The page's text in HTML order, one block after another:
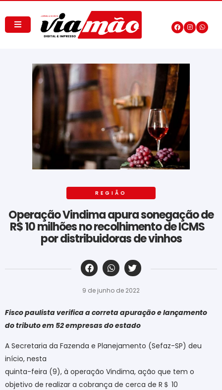
REGIÃO
Operação Vindima apura sonegação de
R$ 10 milhões no recolhimento de ICMS
por distribuidoras de vinhos
‎ ‎ ‎ ‎ ‎ ‎ ‎ ‎ ‎ ‎ ‎ ‎ ‎ ‎ ‎ ‎ ‎ ‎ ‎ ‎ ‎ ‎ ‎ ‎ ‎ ‎ ‎ ‎ ‎ ‎ ‎
9 de junho de 2022
Fisco paulista verifica a correta apuração e lançamento
do tributo em 52 empresas do estado
A Secretaria da Fazenda e Planejamento (Sefaz-SP) deu
início, nesta
quinta-feira (9), à operação Vindima, ação que tem o
objetivo de realizar a cobrança de cerca de R ＄ 10